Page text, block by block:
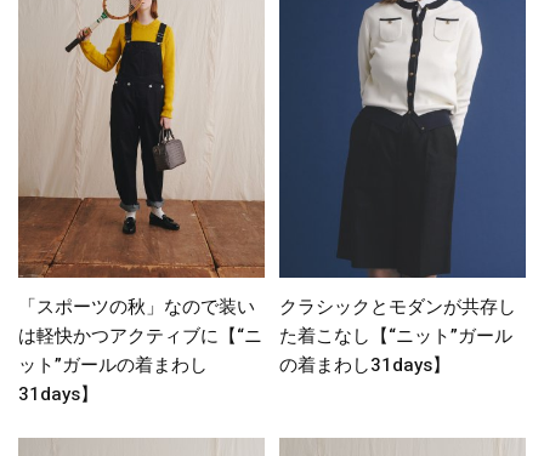
「スポーツの秋」なので装い
は軽快かつアクティブに【“ニ
ット”ガールの着まわし
31days】
クラシックとモダンが共存し
た着こなし【“ニット”ガール
の着まわし31days】